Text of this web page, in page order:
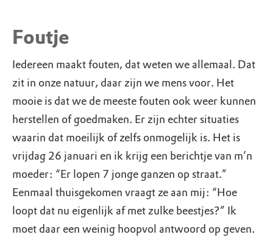
Foutje
Iedereen maakt fouten, dat weten we allemaal. Dat
zit in onze natuur, daar zijn we mens voor. Het
mooie is dat we de meeste fouten ook weer kunnen
herstellen of goedmaken. Er zijn echter situaties
waarin dat moeilijk of zelfs onmogelijk is. Het is
vrijdag 26 januari en ik krijg een berichtje van m’n
moeder: “Er lopen 7 jonge ganzen op straat.”
Eenmaal thuisgekomen vraagt ze aan mij: “Hoe
loopt dat nu eigenlijk af met zulke beestjes?” Ik
moet daar een weinig hoopvol antwoord op geven.